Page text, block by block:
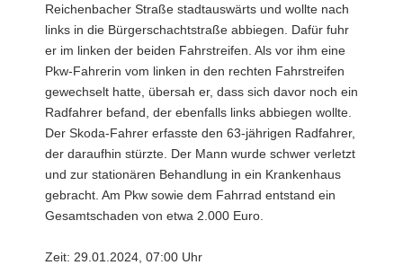
Reichenbacher Straße stadtauswärts und wollte nach
links in die Bürgerschachtstraße abbiegen. Dafür fuhr
er im linken der beiden Fahrstreifen. Als vor ihm eine
Pkw-Fahrerin vom linken in den rechten Fahrstreifen
gewechselt hatte, übersah er, dass sich davor noch ein
Radfahrer befand, der ebenfalls links abbiegen wollte.
Der Skoda-Fahrer erfasste den 63-jährigen Radfahrer,
der daraufhin stürzte. Der Mann wurde schwer verletzt
und zur stationären Behandlung in ein Krankenhaus
gebracht. Am Pkw sowie dem Fahrrad entstand ein
Gesamtschaden von etwa 2.000 Euro.
Zeit: 29.01.2024, 07:00 Uhr